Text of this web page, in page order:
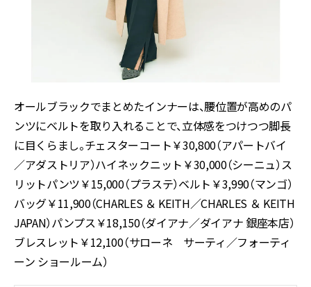
オールブラックでまとめたインナーは、腰位置が高めのパ
ンツにベルトを取り入れることで、立体感をつけつつ脚長
に目くらまし。チェスターコート￥30,800（アパートバイ
／アダストリア）ハイネックニット￥30,000（シーニュ）ス
リットパンツ￥15,000（プラステ）ベルト￥3,990（マンゴ）
バッグ￥11,900（CHARLES ＆ KEITH／CHARLES ＆ KEITH
JAPAN）パンプス￥18,150（ダイアナ／ダイアナ 銀座本店）
ブレスレット￥12,100（サローネ サーティ／フォーティ
ーン ショールーム）